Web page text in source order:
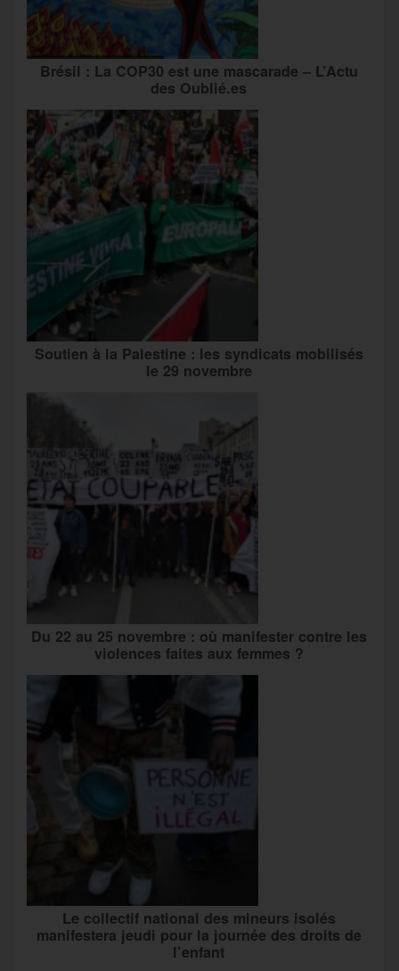
Brésil : La COP30 est une mascarade – L’Actu
des Oublié.es
Soutien à la Palestine : les syndicats mobilisés
le 29 novembre
Du 22 au 25 novembre : où manifester contre les
violences faites aux femmes ?
Le collectif national des mineurs isolés
manifestera jeudi pour la journée des droits de
l’enfant